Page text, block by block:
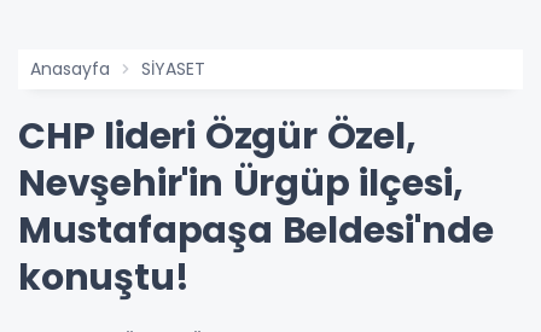
Anasayfa SİYASET
CHP lideri Özgür Özel,
Nevşehir'in Ürgüp ilçesi,
Mustafapaşa Beldesi'nde
konuştu!